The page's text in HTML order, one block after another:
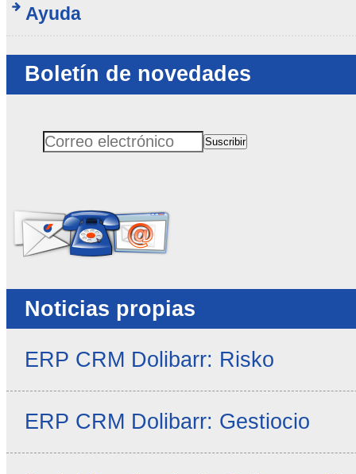
Ayuda
Boletín de novedades
Correo electrónicoSuscribir
Noticias propias
ERP CRM Dolibarr: Risko
ERP CRM Dolibarr: Gestiocio